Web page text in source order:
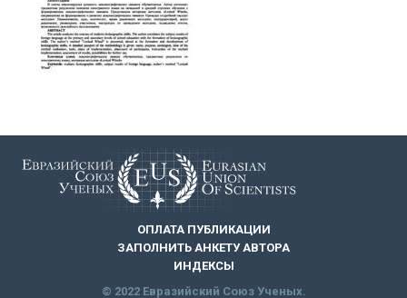
ОПЛАТА ПУБЛИКАЦИИ
ЗАПОЛНИТЬ АНКЕТУ АВТОРА
ИНДЕКСЫ
© 2022 Евразийский Союз Ученых.